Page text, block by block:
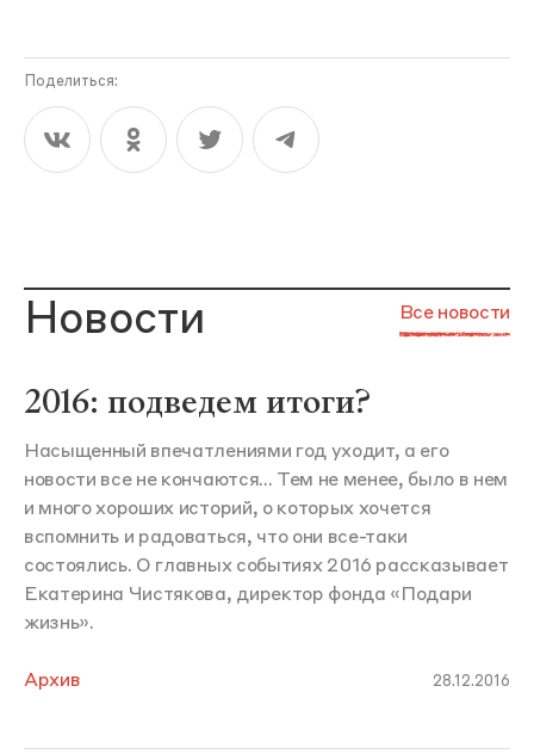
Поделиться:
Новости Все новости
2016: подведем итоги?
Насыщенный впечатлениями год уходит, а его
новости все не кончаются... Тем не менее, было в нем
и много хороших историй, о которых хочется
вспомнить и радоваться, что они все-таки
состоялись. О главных событиях 2016 рассказывает
Екатерина Чистякова, директор фонда «Подари
жизнь».
Архив 28.12.2016